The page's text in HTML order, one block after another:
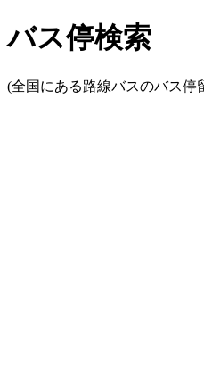
バス停検索
(全国にある路線バスのバス停